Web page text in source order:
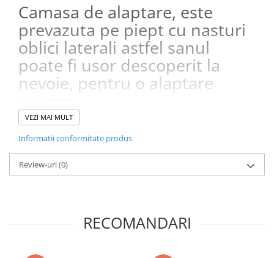
Camasa de alaptare, este
prevazuta pe piept cu nasturi
oblici laterali astfel sanul
poate fi usor descoperit la
nevoie, pentru o alaptare
Camasa alaptat Betul, confectionata din 100% Bumbac,
fi purtata atat in timpul sarcinii, cat si dupa
nastere.
Alege masura potrivita:
VEZI MAI MULT
Informatii conformitate produs
Review-uri(0)
RECOMANDARI